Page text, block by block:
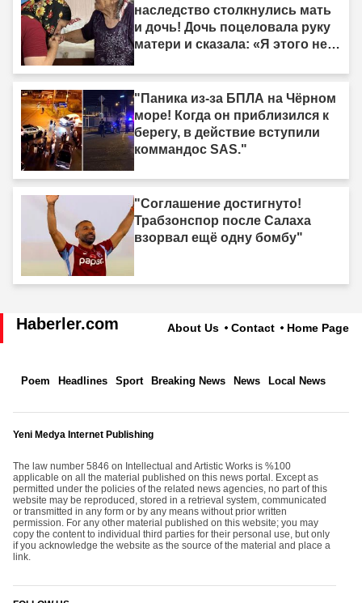
наследство столкнулись мать
и дочь! Дочь поцеловала руку
матери и сказала: «Я этого не
"Паника из-за БПЛА на Чёрном
море! Когда он приблизился к
берегу, в действие вступили
коммандос SAS."
"Соглашение достигнуто!
Трабзонспор после Салаха
взорвал ещё одну бомбу"
Haberler.com About Us Contact Home Page
Poem Headlines Sport Breaking News News Local News
Yeni Medya Internet Publishing
The law number 5846 on Intellectual and Artistic Works is %100
applicable on all the material published on this news portal. Except as
permitted under the policies of the related news agencies, no part of this
website may be reproduced, stored in a retrieval system, communicated
or transmitted in any form or by any means without prior written
permission. For any other material published on this website; you may
copy the content to individual third parties for their personal use, but only
if you acknowledge the website as the source of the material and place a
link.